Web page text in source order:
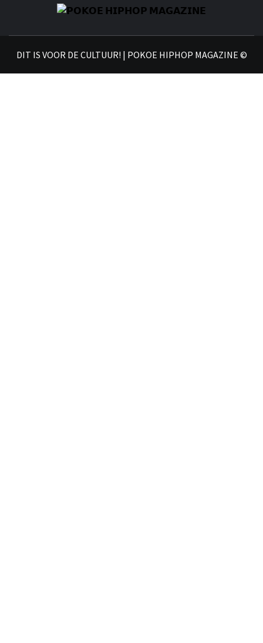
DIT IS VOOR DE CULTUUR! | POKOE HIPHOP MAGAZINE ©